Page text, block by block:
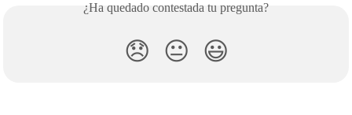
¿Ha quedado contestada tu pregunta?
😞 😐 😃